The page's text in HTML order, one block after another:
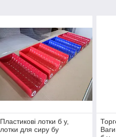
Пластикові лотки б у,
лотки для сиру бу